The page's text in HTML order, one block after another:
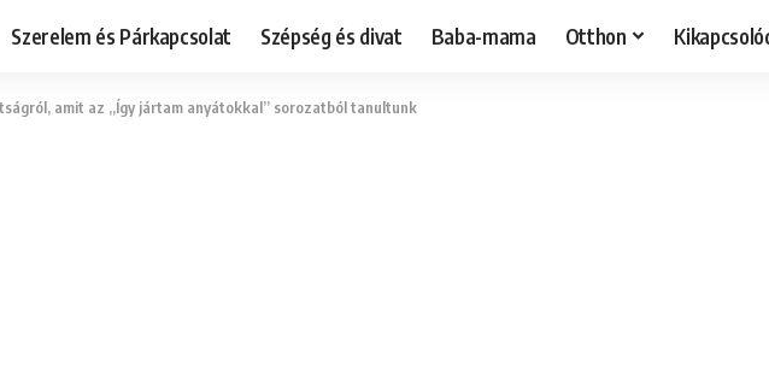
Szerelem és Párkapcsolat Szépség és divat Baba-mama Otthon
amit az „Így jártam anyátokkal” sorozatból tanultunk